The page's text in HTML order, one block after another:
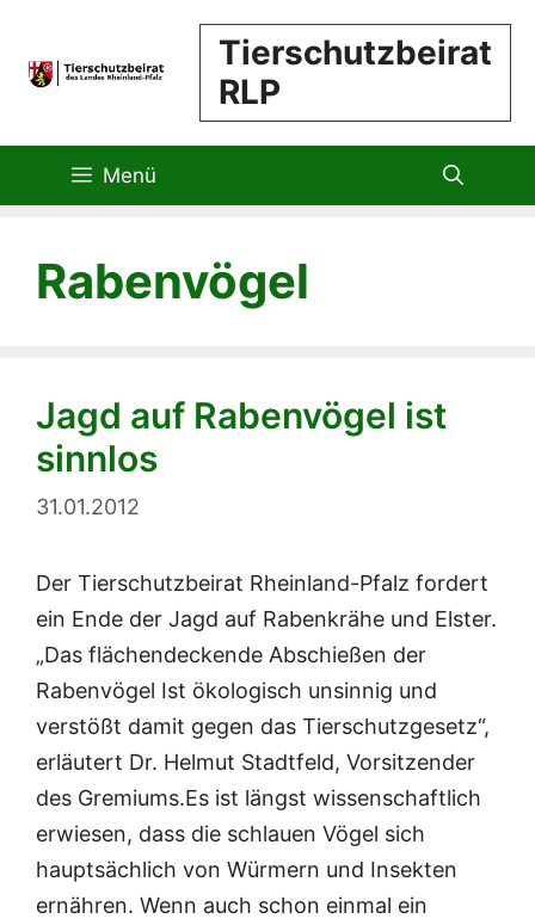
springen
Tierschutzbeirat
RLP
Menü
Rabenvögel
Jagd auf Rabenvögel ist
sinnlos
31.01.2012
Der Tierschutzbeirat Rheinland-Pfalz fordert
ein Ende der Jagd auf Rabenkrähe und Elster.
„Das flächendeckende Abschießen der
Rabenvögel Ist ökologisch unsinnig und
verstößt damit gegen das Tierschutzgesetz“,
erläutert Dr. Helmut Stadtfeld, Vorsitzender
des Gremiums.Es ist längst wissenschaftlich
erwiesen, dass die schlauen Vögel sich
hauptsächlich von Würmern und Insekten
ernähren. Wenn auch schon einmal ein